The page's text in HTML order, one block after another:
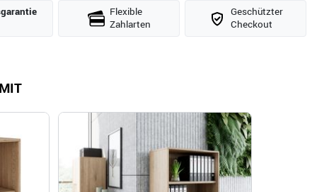
Flexible
Zahlarten
Geschützter
Checkout